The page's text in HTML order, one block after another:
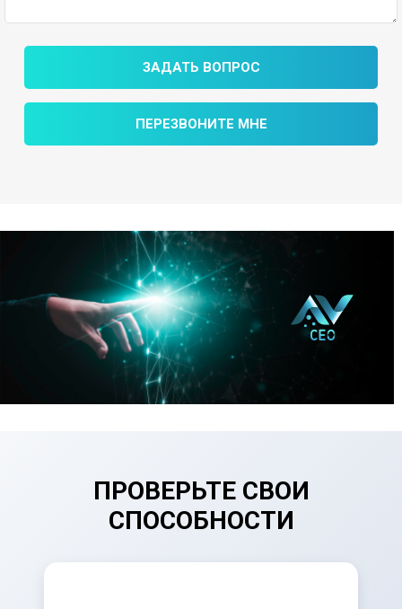
ЗАДАТЬ ВОПРОС
ПЕРЕЗВОНИТЕ МНЕ
ПРОВЕРЬТЕ СВОИ
СПОСОБНОСТИ